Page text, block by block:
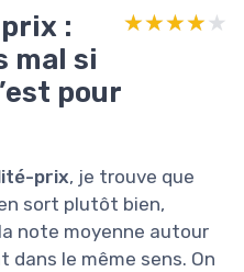
:
mal si
pour
★★★★★
★★★★★
prix, je trouve que
sort plutôt bien,
note moyenne autour
dans le même sens. On